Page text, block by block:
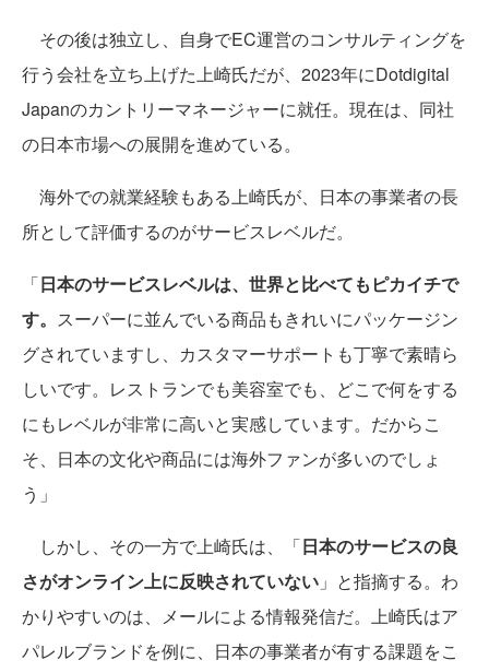
その後は独立し、自身でEC運営のコンサルティングを
行う会社を立ち上げた上崎氏だが、2023年にDotdigital
Japanのカントリーマネージャーに就任。現在は、同社
の日本市場への展開を進めている。
海外での就業経験もある上崎氏が、日本の事業者の長
所として評価するのがサービスレベルだ。
「日本のサービスレベルは、世界と比べてもピカイチで
す。 スーパーに並んでいる商品もきれいにパッケージン
グされていますし、カスタマーサポートも丁寧で素晴ら
しいです。レストランでも美容室でも、どこで何をする
にもレベルが非常に高いと実感しています。だからこ
そ、日本の文化や商品には海外ファンが多いのでしょ
う」
しかし、その一方で上崎氏は、「日本のサービスの良
さがオンライン上に反映されていない 」と指摘する。わ
かりやすいのは、メールによる情報発信だ。上崎氏はア
パレルブランドを例に、日本の事業者が有する課題をこ